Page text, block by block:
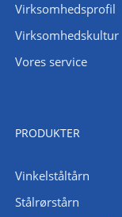
Virksomhedsprofil
Virksomhedskultur
Vores service
PRODUKTER
Vinkelståltårn
Stålrørstårn